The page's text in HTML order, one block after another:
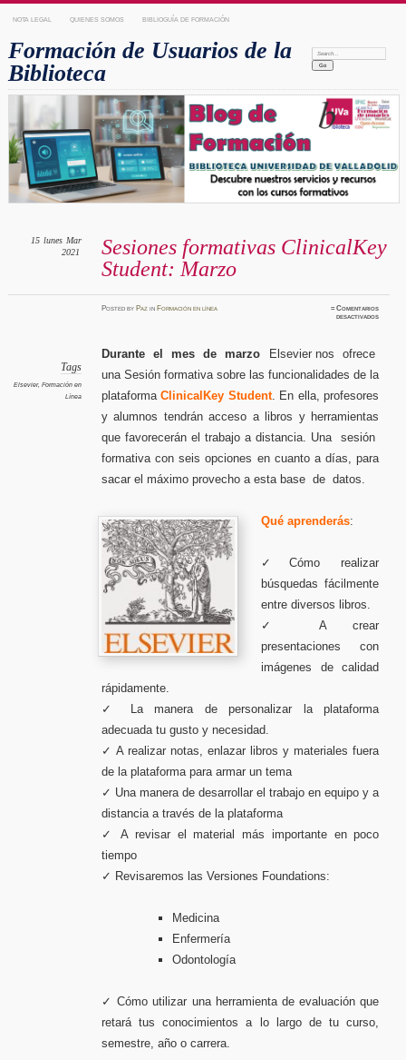
NOTA LEGAL QUIENES SOMOS BIBLIOGUÍA DE FORMACIÓN
Formación de Usuarios de la
Biblioteca
Search:
Sesiones formativas ClinicalKey
Student: Marzo
15 lunes Mar
2021
PostedbyPaz inFormación en línea ≈Comentarios
desactivadosen
Tags
Elsevier, Formación en
Línea
Durante el mes de marzo Elsevier nos ofrece
una Sesión formativa sobre las funcionalidades de la
plataformaClinicalKey Student. En ella, profesores
y alumnos tendrán acceso a libros y herramientas
que favorecerán el trabajo a distancia. Una sesión
formativa con seis opciones en cuanto a días, para
sacar el máximo provecho a esta base de datos.
Qué aprenderás:
✓Cómo realizar
búsquedas fácilmente
entre diversos libros.
✓ A crear
presentaciones con
imágenes de calidad
rápidamente.
✓ La manera de personalizar la plataforma
adecuada tu gusto y necesidad.
✓ A realizar notas, enlazar libros y materiales fuera
de la plataforma para armar un tema
✓ Una manera de desarrollar el trabajo en equipo y a
distancia a través de la plataforma
✓ A revisar el material más importante en poco
tiempo
✓ Revisaremos las Versiones Foundations:
Medicina
Enfermería
Odontología
✓ Cómo utilizar una herramienta de evaluación que
retará tus conocimientos a lo largo de tu curso,
semestre, año o carrera.